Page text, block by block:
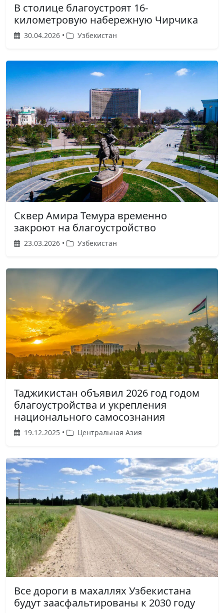
В столице благоустроят 16-
километровую набережную Чирчика
30.04.2026 • Узбекистан
Сквер Амира Темура временно
закроют на благоустройство
23.03.2026 • Узбекистан
Таджикистан объявил 2026 год годом
благоустройства и укрепления
национального самосознания
19.12.2025 • Центральная Азия
Все дороги в махаллях Узбекистана
будут заасфальтированы к 2030 году